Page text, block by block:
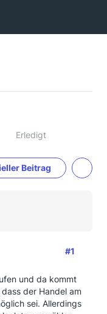
Erledigt
Beitrag
#1
und da kommt
der Handel am
sei. Allerdings